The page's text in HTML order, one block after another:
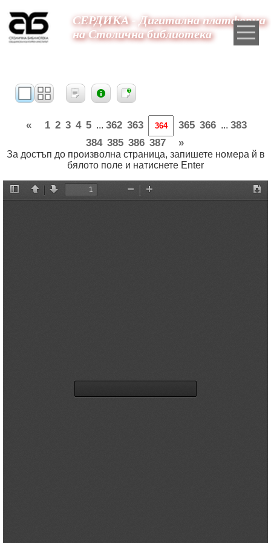
СЕРДИКА - Дигитална платформа
на Столична библиотека
« 1 2 3 4 5 ... 362 363 365 366 ... 383
384 385 386 387 »
За достъп до произволна страница, запишете номера й в
бялото поле и натиснете Enter